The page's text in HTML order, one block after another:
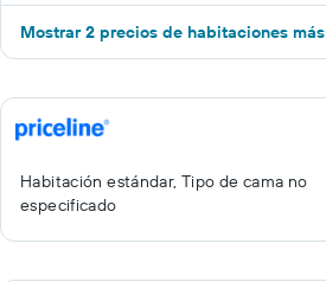
Mostrar 2 precios de habitaciones más
Habitación estándar, Tipo de cama no
especificado